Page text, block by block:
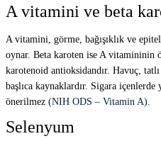
A vitamini ve beta
A vitamini, görme, bağışıklık ve
oynar. Beta karoten ise A
karotenoid antioksidandır. Havuç,
başlıca kaynaklardır. Sigara
önerilmez (NIH ODS – Vitamin A).
Selenyum